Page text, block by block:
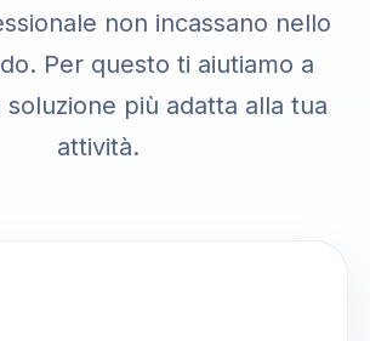
non incassano nello
Per questo ti aiutiamo a
più adatta alla tua
attività.